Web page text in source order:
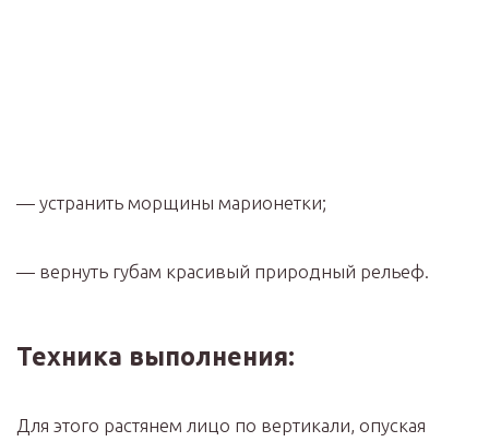
— устранить морщины марионетки;
— вернуть губам красивый природный рельеф. ⠀
Техника выполнения:
Для этого растянем лицо по вертикали, опуская